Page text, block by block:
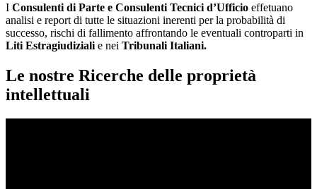
I Consulenti di Parte e Consulenti Tecnici d’Ufficio effetuano
analisi e report di tutte le situazioni inerenti per la probabilità di
successo, rischi di fallimento affrontando le eventuali controparti in
Liti Estragiudiziali e nei Tribunali Italiani.
Le nostre Ricerche delle proprietà
intellettuali